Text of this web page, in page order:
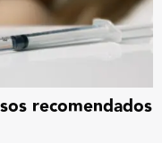
recomendados